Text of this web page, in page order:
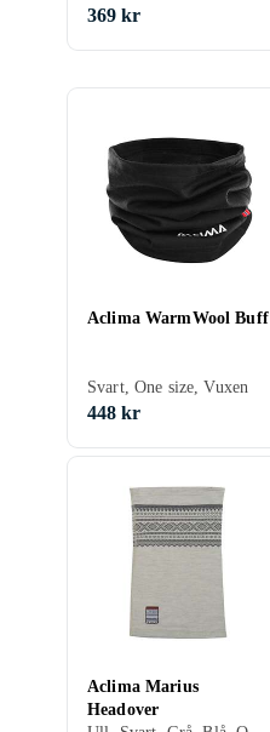
369 kr
Aclima WarmWool Buff
Svart, One size, Vuxen
448 kr
Aclima Marius
Headover